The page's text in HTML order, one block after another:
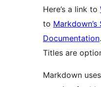
Here’s a link to
to Markdown’s
Documentation.
Titles are
Markdown